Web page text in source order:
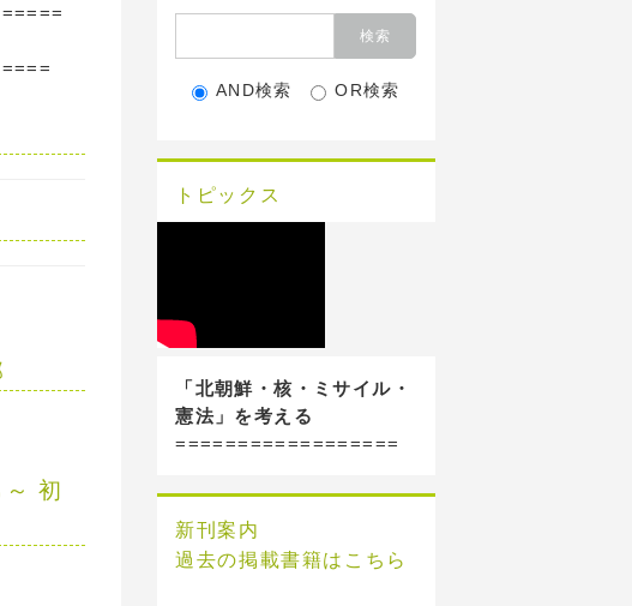
初
AND検索 OR検索
トピックス
「北朝鮮・核・ミサイル・
憲法」を考える
==================
新刊案内
過去の掲載書籍はこちら